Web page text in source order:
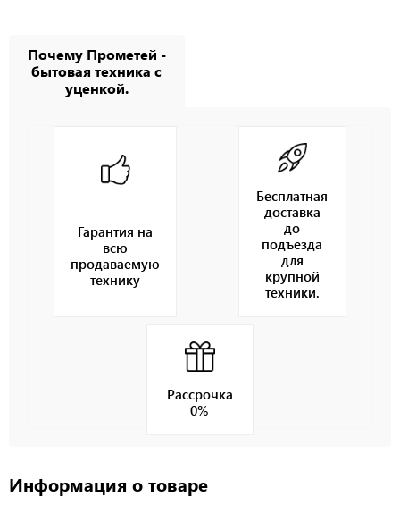
Почему Прометей -
бытовая техника с
уценкой.
Гарантия на
всю
продаваемую
технику
Бесплатная
доставка
до
подъезда
для
крупной
техники.
Рассрочка
0%
Информация о товаре